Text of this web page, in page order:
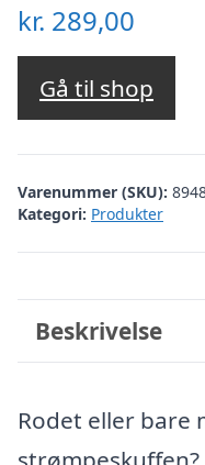
kr. 289,00
Gå til shop
Varenummer (SKU):
Kategori: Produkter
Beskrivelse
Rodet eller bare